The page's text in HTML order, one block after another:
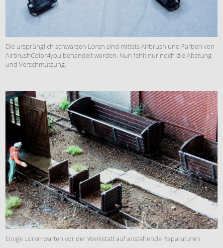
Die ursprünglich schwarzen Loren sind mittels Airbrush und Farben von
AirbrushColor4you behandelt worden. Nun fehlt nur noch die Alterung
und Verschmutzung.
Einige Loren warten vor der Werkstatt auf anstehende Reparaturen.